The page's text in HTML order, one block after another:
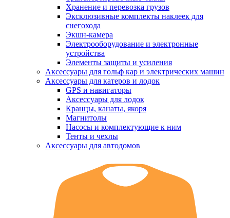
Хранение и перевозка грузов
Эксклюзивные комплекты наклеек для
снегохода
Экшн-камера
Электрооборудование и электронные
устройства
Элементы защиты и усиления
Аксессуары для гольф кар и электрических машин
Аксессуары для катеров и лодок
GPS и навигаторы
Аксессуары для лодок
Кранцы, канаты, якоря
Магнитолы
Насосы и комплектующие к ним
Тенты и чехлы
Аксессуары для автодомов